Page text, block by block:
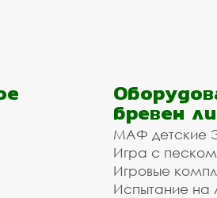
бревен
МАФ детские
Игра с
Игровые
Испытание на